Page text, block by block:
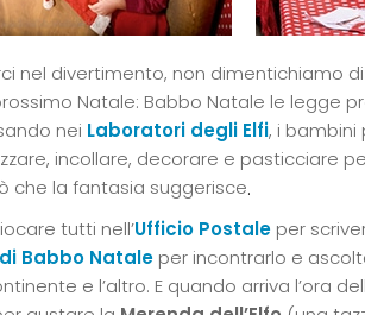
nel divertimento, non dimentichiamo
Natale: Babbo Natale le legge
nei Laboratori degli Elfi, i
incollare, decorare e pasticciare
che la fantasia suggerisce.
tutti nell’Ufficio Postale per
Babbo Natale per incontrarlo e
e l’altro. E quando arriva l’ora